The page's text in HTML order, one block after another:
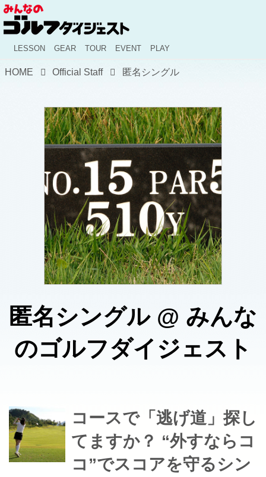
LESSON GEAR TOUR EVENT PLAY
HOME Official Staff 匿名シングル
匿名シングル @ みんな
のゴルフダイジェスト
コースで「逃げ道」探し
てますか？ “外すならコ
コ”でスコアを守るシン